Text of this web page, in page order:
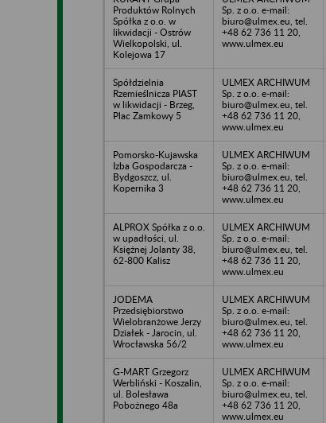
Produktów Rolnych
Spółka z o.o. w
likwidacji - Ostrów
Wielkopolski, ul.
Kolejowa 17
Sp. z o.o. e-mail:
biuro@ulmex.eu, tel.
+48 62 736 11 20,
www.ulmex.eu
Spółdzielnia
Rzemieślnicza PIAST
w likwidacji - Brzeg,
Plac Zamkowy 5
ULMEX ARCHIWUM
Sp. z o.o. e-mail:
biuro@ulmex.eu, tel.
+48 62 736 11 20,
www.ulmex.eu
Pomorsko-Kujawska
Izba Gospodarcza -
Bydgoszcz, ul.
Kopernika 3
ULMEX ARCHIWUM
Sp. z o.o. e-mail:
biuro@ulmex.eu, tel.
+48 62 736 11 20,
www.ulmex.eu
ALPROX Spółka z o.o.
w upadłości, ul.
Księżnej Jolanty 38,
62-800 Kalisz
ULMEX ARCHIWUM
Sp. z o.o. e-mail:
biuro@ulmex.eu, tel.
+48 62 736 11 20,
www.ulmex.eu
JODEMA
Przedsiębiorstwo
Wielobranżowe Jerzy
Działek - Jarocin, ul.
Wrocławska 56/2
ULMEX ARCHIWUM
Sp. z o.o. e-mail:
biuro@ulmex.eu, tel.
+48 62 736 11 20,
www.ulmex.eu
G-MART Grzegorz
Werbliński - Koszalin,
ul. Bolesława
Pobożnego 48a
ULMEX ARCHIWUM
Sp. z o.o. e-mail:
biuro@ulmex.eu, tel.
+48 62 736 11 20,
www.ulmex.eu